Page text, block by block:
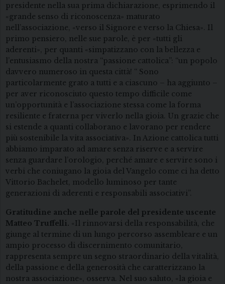
presidente nella sua prima dichiarazione, esprimendo il
«grande senso di riconoscenza» maturato
nell’associazione, «verso il Signore e verso la Chiesa». Il
primo pensiero, nelle sue parole, è per «tutti gli
aderenti», per quanti «simpatizzano con la bellezza e
l’entusiasmo della nostra “passione cattolica”: “un popolo
davvero numeroso in questa città! “ Sono
particolarmente grato a tutti e a ciascuno – ha aggiunto –
per aver riconosciuto questo tempo difficile come
un’opportunità e l’associazione stessa come la forma
resiliente e fraterna per viverlo nella gioia. Un grazie che
si estende a quanti collaborano e lavorano per rendere
più sostenibile la vita associativa». In Azione cattolica tutti
abbiamo imparato ad amare senza riserve e a servire
senza guardare l’orologio, perché amare e servire sono i
verbi che coniugano la gioia del Vangelo come ci ha detto
Vittorio Bachelet, modello luminoso per tante
generazioni di aderenti e responsabili associativi”.
Gratitudine anche nelle parole del presidente uscente
Matteo Truffelli. «Il rinnovarsi della responsabilità, che
giunge al termine di un lungo percorso assembleare e un
ampio processo di discernimento comunitario,
rappresenta sempre un segno straordinario della vitalità,
della passione e della generosità che caratterizzano la
nostra associazione», osserva. Nel suo saluto, «la gioia e